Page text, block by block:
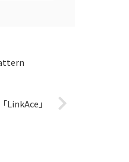
LinkAce」